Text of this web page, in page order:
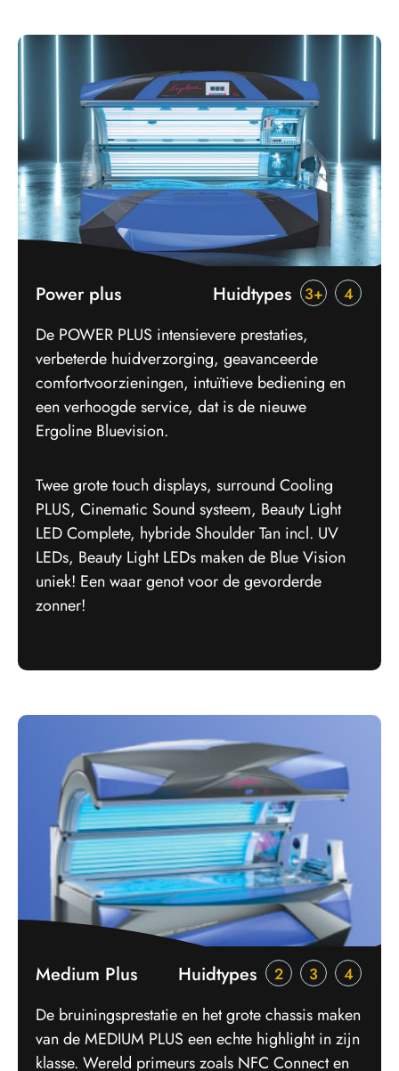
Power plus Huidtypes 3+ 4
De POWER PLUS intensievere prestaties,
verbeterde huidverzorging, geavanceerde
comfortvoorzieningen, intuïtieve bediening en
een verhoogde service, dat is de nieuwe
Ergoline Bluevision.
Twee grote touch displays, surround Cooling
PLUS, Cinematic Sound systeem, Beauty Light
LED Complete, hybride Shoulder Tan incl. UV
LEDs, Beauty Light LEDs maken de Blue Vision
uniek! Een waar genot voor de gevorderde
zonner!
Medium Plus Huidtypes 2 3 4
De bruiningsprestatie en het grote chassis maken
van de MEDIUM PLUS een echte highlight in zijn
klasse. Wereld primeurs zoals NFC Connect en